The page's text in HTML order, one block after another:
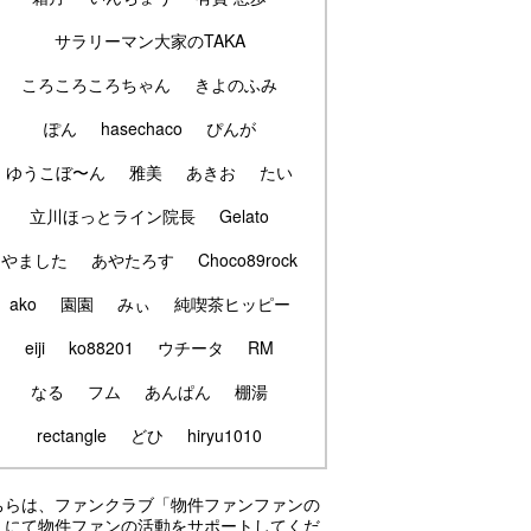
サラリーマン大家のTAKA
ころころころちゃん
きよのふみ
ぽん
hasechaco
ぴんが
ゆうこぼ〜ん
雅美 あきお
たい
立川ほっとライン院長
Gelato
やました
あやたろす
Choco89rock
ako
園園 みぃ
純喫茶ヒッピー
eiji
ko88201 ウチータ
RM
なる
フム あんぱん
棚湯
rectangle
どひ hiryu1010
らは、ファンクラブ「物件ファンファンの
にて物件ファンの活動をサポートしてくだ